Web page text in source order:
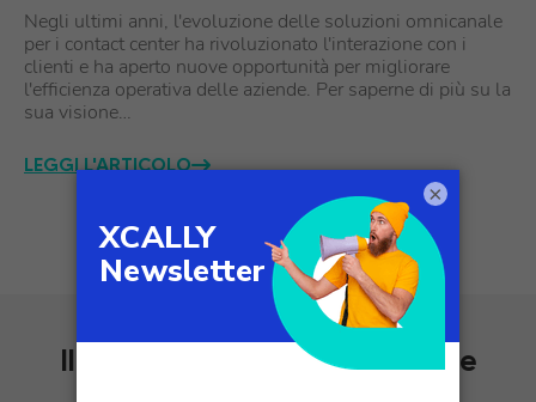
Negli ultimi anni, l'evoluzione delle soluzioni omnicanale
per i contact center ha rivoluzionato l'interazione con i
clienti e ha aperto nuove opportunità per migliorare
l'efficienza operativa delle aziende. Per saperne di più su la
sua visione…
LEGGI L'ARTICOLO
Il miglior software omnicanale
×